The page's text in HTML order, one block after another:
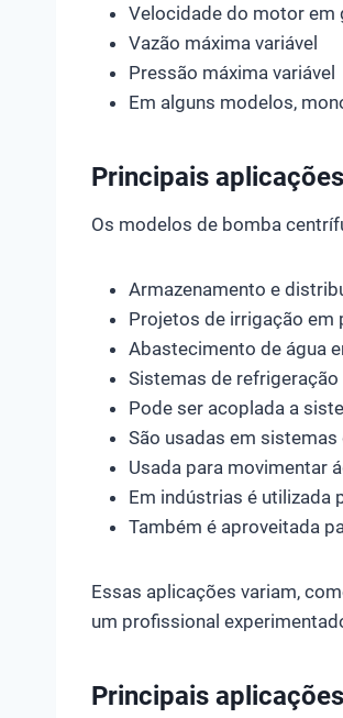
Velocidade do motor em
Vazão máxima variável
Pressão máxima variável
Em alguns modelos,
Principais
Os modelos de bomba
Armazenamento e
Projetos de irrigação em
Abastecimento de água
Sistemas de
Pode ser acoplada a
São usadas em
Usada para movimentar
Em indústrias é utilizada
Também é aproveitada
Essas aplicações variam,
um profissional
Principais